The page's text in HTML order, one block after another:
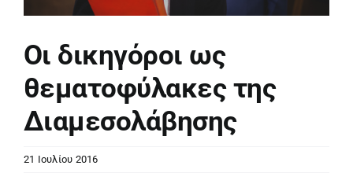
Οι δικηγόροι ως
θεματοφύλακες της
Διαμεσολάβησης
21 Ιουλίου 2016